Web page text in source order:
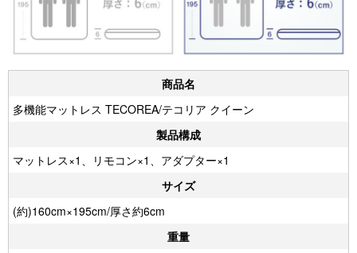
商品名
多機能マットレス TECOREA/テコリア クイーン
製品構成
マットレス×1、リモコン×1、アダプター×1
サイズ
(約)160cm×195cm/厚さ約6cm
重量